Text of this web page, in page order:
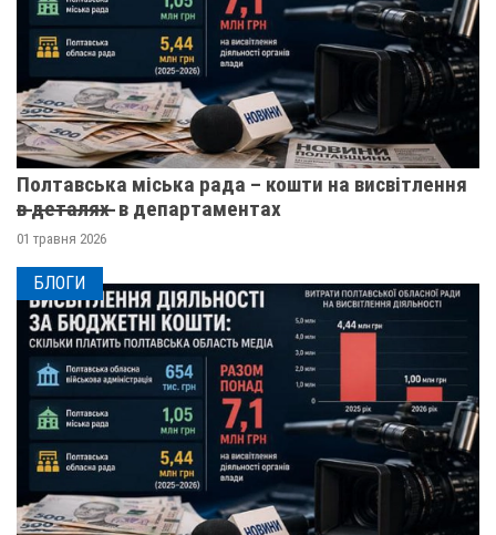
Полтавська міська рада – кошти на висвітлення
в̶ ̶д̶е̶т̶а̶л̶я̶х̶ ̶ в департаментах
01 травня 2026
БЛОГИ